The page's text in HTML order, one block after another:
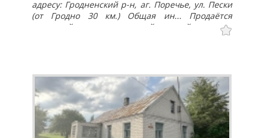
адресу: Гродненский р-н, аг. Поречье, ул. Пески
(от Гродно 30 км.) Общая ин... Продаётся
отличный одноквартирный жилой дом в
живописном месте, расположенный по адресу:
площадь жилого дома - 56,5 кв.м., жилая
площадь - 19,3 кв.м. Дом деревянный, снаружи
обшит деревянным блок хаусом. Для защиты
древесины от влаги были использованы
различные защитные пропитки и покрытия.